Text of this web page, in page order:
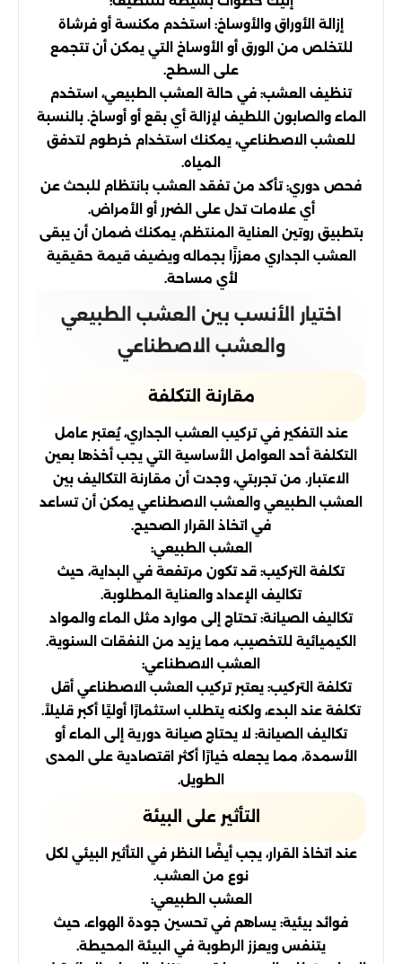
إزالة الأوراق والأوساخ: استخدم مكنسة أو فرشاة
للتخلص من الورق أو الأوساخ التي يمكن أن تتجمع
على السطح.
تنظيف العشب: في حالة العشب الطبيعي، استخدم
الماء والصابون اللطيف لإزالة أي بقع أو أوساخ. بالنسبة
للعشب الاصطناعي، يمكنك استخدام خرطوم لتدفق
المياه.
فحص دوري: تأكد من تفقد العشب بانتظام للبحث عن
أي علامات تدل على الضرر أو الأمراض.
بتطبيق روتين العناية المنتظم، يمكنك ضمان أن يبقى
العشب الجداري معززًا بجماله ويضيف قيمة حقيقية
لأي مساحة.
اختيار الأنسب بين العشب الطبيعي
والعشب الاصطناعي
مقارنة التكلفة
عند التفكير في تركيب العشب الجداري، يُعتبر عامل
التكلفة أحد العوامل الأساسية التي يجب أخذها بعين
الاعتبار. من تجربتي، وجدت أن مقارنة التكاليف بين
العشب الطبيعي والعشب الاصطناعي يمكن أن تساعد
في اتخاذ القرار الصحيح.
العشب الطبيعي:
تكلفة التركيب: قد تكون مرتفعة في البداية، حيث
تكاليف الإعداد والعناية المطلوبة.
تكاليف الصيانة: تحتاج إلى موارد مثل الماء والمواد
الكيميائية للتخصيب، مما يزيد من النفقات السنوية.
العشب الاصطناعي:
تكلفة التركيب: يعتبر تركيب العشب الاصطناعي أقل
تكلفة عند البدء، ولكنه يتطلب استثمارًا أوليًا أكبر قليلاً.
تكاليف الصيانة: لا يحتاج صيانة دورية إلى الماء أو
الأسمدة، مما يجعله خيارًا أكثر اقتصادية على المدى
الطويل.
التأثير على البيئة
عند اتخاذ القرار، يجب أيضًا النظر في التأثير البيئي لكل
نوع من العشب.
العشب الطبيعي:
فوائد بيئية: يساهم في تحسين جودة الهواء، حيث
يتنفس ويعزز الرطوبة في البيئة المحيطة.